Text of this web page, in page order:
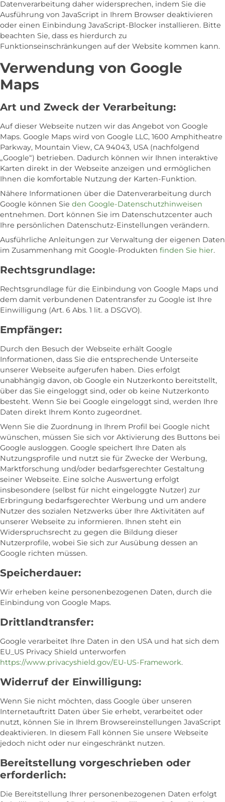
Datenverarbeitung daher widersprechen, indem Sie die
Ausführung von JavaScript in Ihrem Browser deaktivieren
oder einen Einbindung JavaScript-Blocker installieren. Bitte
beachten Sie, dass es hierdurch zu
Funktionseinschränkungen auf der Website kommen kann.
Verwendung von Google
Maps
Art und Zweck der Verarbeitung:
Auf dieser Webseite nutzen wir das Angebot von Google
Maps. Google Maps wird von Google LLC, 1600 Amphitheatre
Parkway, Mountain View, CA 94043, USA (nachfolgend
„Google“) betrieben. Dadurch können wir Ihnen interaktive
Karten direkt in der Webseite anzeigen und ermöglichen
Ihnen die komfortable Nutzung der Karten-Funktion.
Nähere Informationen über die Datenverarbeitung durch
Google können Sie den Google-Datenschutzhinweisen
entnehmen. Dort können Sie im Datenschutzcenter auch
Ihre persönlichen Datenschutz-Einstellungen verändern.
Ausführliche Anleitungen zur Verwaltung der eigenen Daten
im Zusammenhang mit Google-Produkten finden Sie hier.
Rechtsgrundlage:
Rechtsgrundlage für die Einbindung von Google Maps und
dem damit verbundenen Datentransfer zu Google ist Ihre
Einwilligung (Art. 6 Abs. 1 lit. a DSGVO).
Empfänger:
Durch den Besuch der Webseite erhält Google
Informationen, dass Sie die entsprechende Unterseite
unserer Webseite aufgerufen haben. Dies erfolgt
unabhängig davon, ob Google ein Nutzerkonto bereitstellt,
über das Sie eingeloggt sind, oder ob keine Nutzerkonto
besteht. Wenn Sie bei Google eingeloggt sind, werden Ihre
Daten direkt Ihrem Konto zugeordnet.
Wenn Sie die Zuordnung in Ihrem Profil bei Google nicht
wünschen, müssen Sie sich vor Aktivierung des Buttons bei
Google ausloggen. Google speichert Ihre Daten als
Nutzungsprofile und nutzt sie für Zwecke der Werbung,
Marktforschung und/oder bedarfsgerechter Gestaltung
seiner Webseite. Eine solche Auswertung erfolgt
insbesondere (selbst für nicht eingeloggte Nutzer) zur
Erbringung bedarfsgerechter Werbung und um andere
Nutzer des sozialen Netzwerks über Ihre Aktivitäten auf
unserer Webseite zu informieren. Ihnen steht ein
Widerspruchsrecht zu gegen die Bildung dieser
Nutzerprofile, wobei Sie sich zur Ausübung dessen an
Google richten müssen.
Speicherdauer:
Wir erheben keine personenbezogenen Daten, durch die
Einbindung von Google Maps.
Drittlandtransfer:
Google verarbeitet Ihre Daten in den USA und hat sich dem
EU_US Privacy Shield unterworfen
https://www.privacyshield.gov/EU-US-Framework.
Widerruf der Einwilligung:
Wenn Sie nicht möchten, dass Google über unseren
Internetauftritt Daten über Sie erhebt, verarbeitet oder
nutzt, können Sie in Ihrem Browsereinstellungen JavaScript
deaktivieren. In diesem Fall können Sie unsere Webseite
jedoch nicht oder nur eingeschränkt nutzen.
Bereitstellung vorgeschrieben oder
erforderlich:
Die Bereitstellung Ihrer personenbezogenen Daten erfolgt